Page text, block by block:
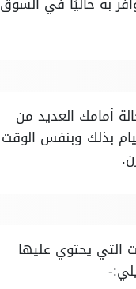
أمامك العديد من
بذلك وبنفس الوقت
التي يحتوي عليها